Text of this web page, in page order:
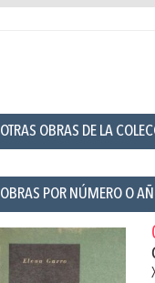
OTRAS OBRAS DE LA
OBRAS POR NÚMERO O